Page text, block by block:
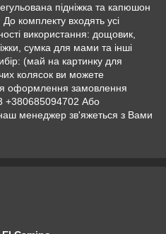
підніжка та капюшон
комплекту входять усі
використання: дощовик,
сумка для мами та інші
(май на картинку для
колясок ви можете
оформлення замовлення
+380685094702 Або
менеджер зв'яжеться з Вами